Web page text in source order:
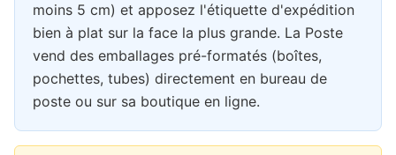
moins 5 cm) et apposez l'étiquette d'expédition
bien à plat sur la face la plus grande. La Poste
vend des emballages pré-formatés (boîtes,
pochettes, tubes) directement en bureau de
poste ou sur sa boutique en ligne.